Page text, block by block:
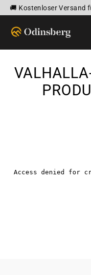
Direkt
Inhalt
🚚 Kostenloser Versand